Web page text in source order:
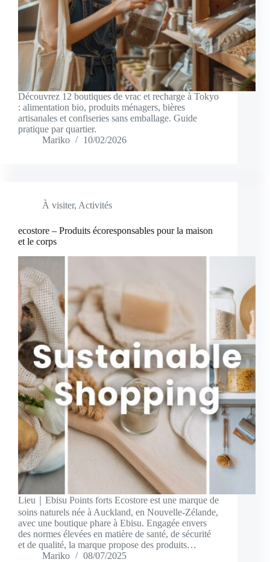
Découvrez 12 boutiques de vrac et recharge à Tokyo
: alimentation bio, produits ménagers, bières
artisanales et confiseries sans emballage. Guide
pratique par quartier.
Mariko
10/02/2026
À visiter, Activités
ecostore – Produits écoresponsables pour la maison
et le corps
Lieu｜Ebisu Points forts Ecostore est une marque de
soins naturels née à Auckland, en Nouvelle-Zélande,
avec une boutique phare à Ebisu. Engagée envers
des normes élevées en matière de santé, de sécurité
et de qualité, la marque propose des produits…
Mariko
08/07/2025